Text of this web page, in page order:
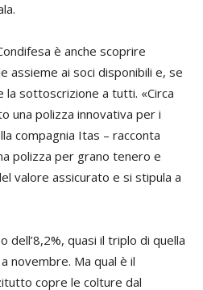
è anche scoprire
assieme ai soci disponibili e, se
sottoscrizione a tutti. «Circa
una polizza innovativa per i
compagnia Itas – racconta
polizza per grano tenero e
valore assicurato e si stipula a
dell’8,2%, quasi il triplo di quella
novembre. Ma qual è il
copre le colture dal